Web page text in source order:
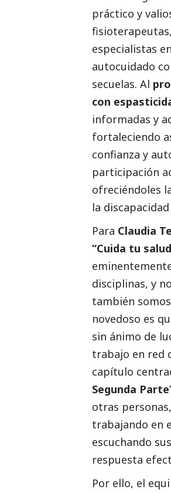
práctico y
especialistas
autocuidado
secuelas. Al
con
informadas y
fortaleciendo
confianza y
participación
ofreciéndoles
la
Para Claudia
“Cuida tu
disciplinas, y
también
novedoso es
sin ánimo de
trabajo en red
capítulo
Segunda Parte
otras
trabajando en
escuchando
respuesta
Por ello, el